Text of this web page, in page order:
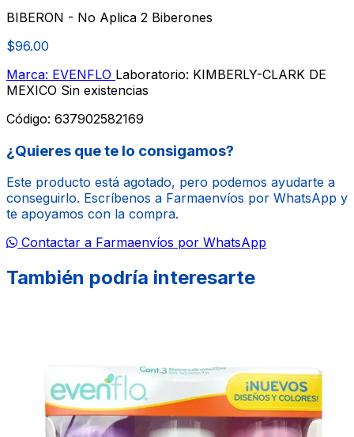
BIBERON - No Aplica 2 Biberones
$96.00
Marca: EVENFLO Laboratorio: KIMBERLY-CLARK DE
MEXICO Sin existencias
Código: 637902582169
¿Quieres que te lo consigamos?
Este producto está agotado, pero podemos ayudarte a
conseguirlo. Escríbenos a Farmaenvíos por WhatsApp y
te apoyamos con la compra.
Contactar a Farmaenvíos por WhatsApp
También podría interesarte